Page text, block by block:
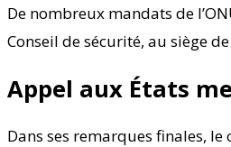
De nombreux mandats de
Conseil de sécurité, au siège de
Appel aux États
Dans ses remarques finales, le